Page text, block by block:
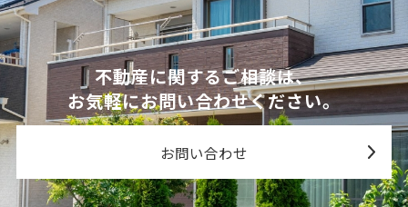
不動産に関するご相談は、
お気軽にお問い合わせください。
お問い合わせ